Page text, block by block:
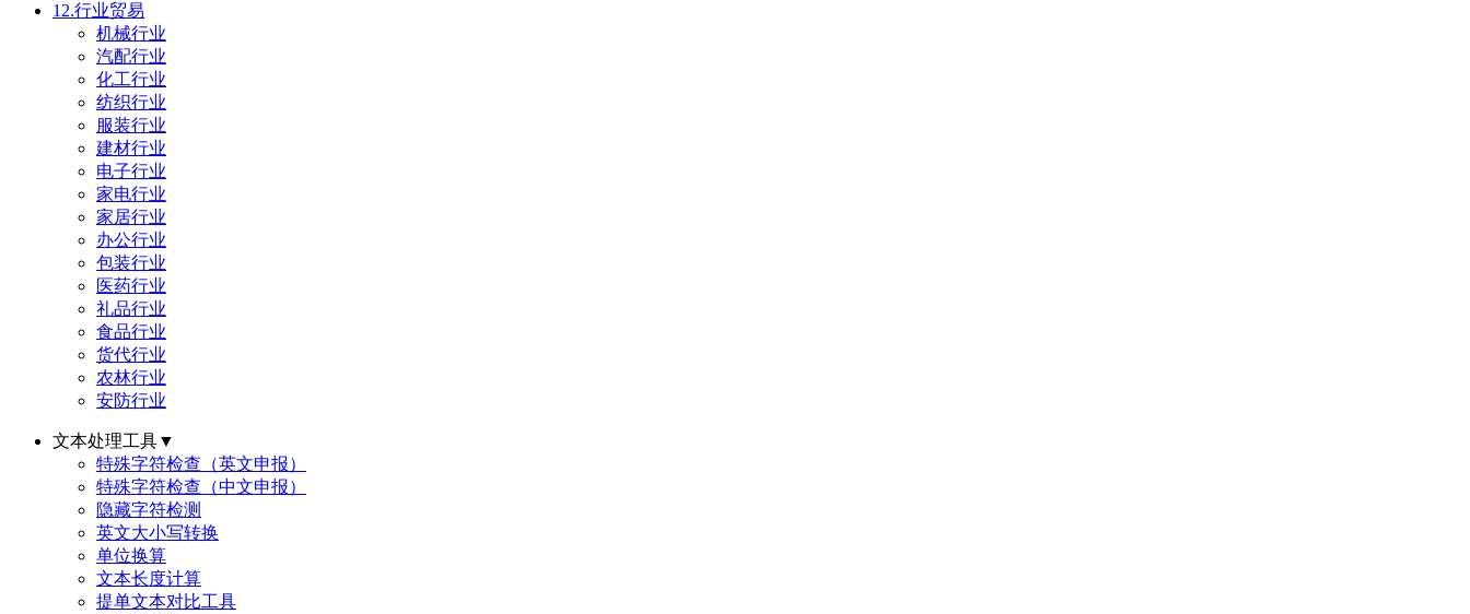
12.行业贸易
机械行业
汽配行业
化工行业
纺织行业
服装行业
建材行业
电子行业
家电行业
家居行业
办公行业
包装行业
医药行业
礼品行业
食品行业
货代行业
农林行业
安防行业
文本处理工具▼
特殊字符检查（英文申报）
特殊字符检查（中文申报）
隐藏字符检测
英文大小写转换
单位换算
文本长度计算
提单文本对比工具